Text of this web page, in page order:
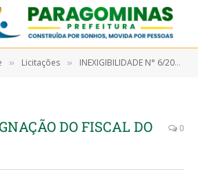
» Licitações » INEXIGIBILIDADE N° 6/2022-00018 (CONTRATAÇÃO DE PROFISSIONAIS DO SETOR ARTÍSTICO, DE RECONHECIMENTO PERANTE A OPNIÃO PÚBLICA ESTADUAL, PARA REALIZAÇÃO DE SHOW MUSICAL DURANTE O RÉVEILLON 2022/2023)
DO FISCAL DO
0